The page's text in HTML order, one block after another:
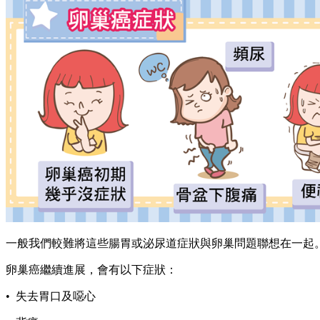
一般我們較難將這些腸胃或泌尿道症狀與卵巢問題聯想在一起
卵巢癌繼續進展，會有以下症狀：
• 失去胃口及噁心